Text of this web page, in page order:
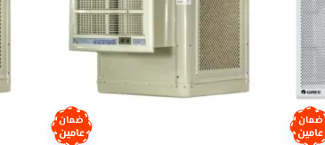
ضمان
عامين
ضمان
عامين